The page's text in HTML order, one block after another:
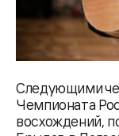
Следующими
Чемпионата
восхождений,